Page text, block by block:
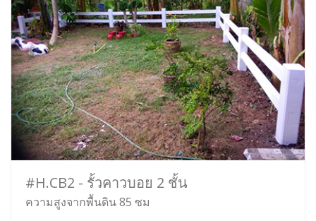
#H.CB2 - รั้วคาวบอย 2 ชั้น
ความสูงจากพื้นดิน 85 ซม